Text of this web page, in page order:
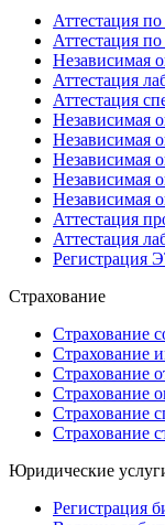
Аттестация
Аттестация по
Независимая
Аттестация
Аттестация
Независимая
Независимая
Независимая
Независимая
Независимая
Аттестация
Аттестация
Регистрация
Страхование
Страхование
Страхование
Страхование
Страхование
Страхование
Страхование
Юридические
Регистрация